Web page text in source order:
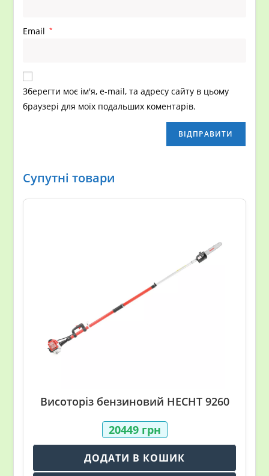
Email *
Зберегти моє ім'я, e-mail, та адресу сайту в цьому
браузері для моїх подальших коментарів.
Супутні товари
Висоторіз бензиновий HECHT 9260
20449 грн
ДОДАТИ В КОШИК